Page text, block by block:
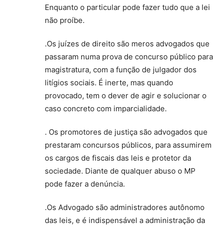
Enquanto o particular pode fazer tudo que a lei
não proíbe.
.Os juízes de direito são meros advogados que
passaram numa prova de concurso público para
magistratura, com a função de julgador dos
litígios sociais. É inerte, mas quando
provocado, tem o dever de agir e solucionar o
caso concreto com imparcialidade.
. Os promotores de justiça são advogados que
prestaram concursos públicos, para assumirem
os cargos de fiscais das leis e protetor da
sociedade. Diante de qualquer abuso o MP
pode fazer a denúncia.
.Os Advogado são administradores autônomo
das leis, e é indispensável a administração da